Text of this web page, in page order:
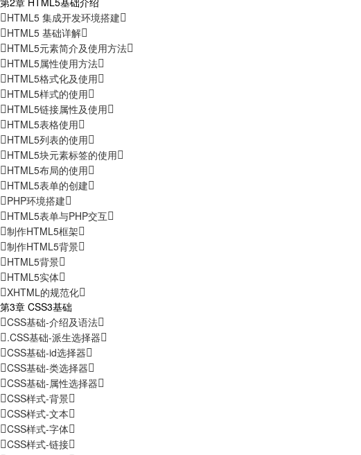
HTML5 集成开发环境搭建
HTML5 基础详解
HTML5元素简介及使用方法
HTML5属性使用方法
HTML5格式化及使用
HTML5样式的使用
HTML5链接属性及使用
HTML5表格使用
HTML5列表的使用
HTML5块元素标签的使用
HTML5布局的使用
HTML5表单的创建
PHP环境搭建
HTML5表单与PHP交互
制作HTML5框架
制作HTML5背景
HTML5背景
HTML5实体
XHTML的规范化
第3章 CSS3基础
CSS基础-介绍及语法
.CSS基础-派生选择器
CSS基础-id选择器
CSS基础-类选择器
CSS基础-属性选择器
CSS样式-背景
CSS样式-文本
CSS样式-字体
CSS样式-链接